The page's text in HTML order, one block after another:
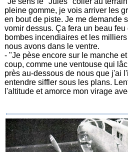
pleine gomme, je vois arriver les
en bout de piste. Je me demande
vomir dessus. Ça fera un beau
bombes incendiaires et les
nous avons dans le ventre.
- "Je pèse encore sur le manche
coup, comme une ventouse qui
près au-dessous de nous que j'ai
entendre siffler sous les plans.
l'altitude et amorce mon virage